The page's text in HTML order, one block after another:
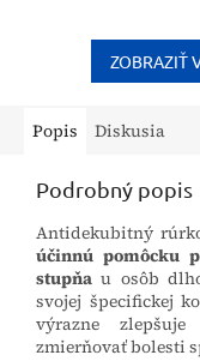
obmedzenou
Vďaka svojej...ZOBRAZIŤ
Popis Diskusia
Podrobný popis
Antidekubitný
účinnú pomôcku
stupňa u osôb
svojej špecifickej
výrazne
zmierňovať bolesti